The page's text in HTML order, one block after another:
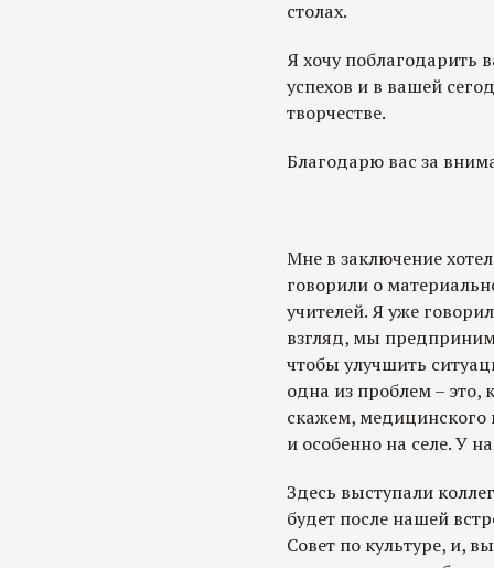
столах.
Я хочу поблагодарить
успехов и в вашей
творчестве.
Благодарю вас за
Мне в заключение
говорили о
учителей. Я уже
взгляд, мы
чтобы улучшить
одна из проблем – это,
скажем, медицинского
и особенно на селе. У
Здесь выступали
будет после нашей
Совет по культуре, и,